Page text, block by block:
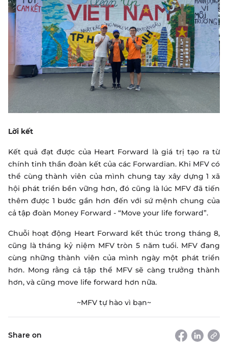
Share on
Lời kết
Kết quả đạt được của Heart Forward là giá trị tạo ra từ
chính tinh thần đoàn kết của các Forwardian. Khi MFV có
thể cùng thành viên của mình chung tay xây dựng 1 xã
hội phát triển bền vững hơn, đó cũng là lúc MFV đã tiến
thêm được 1 bước gần hơn đến với sứ mệnh chung của
cả tập đoàn Money Forward - “Move your life forward”.
Chuỗi hoạt động Heart Forward kết thúc trong tháng 8,
cũng là tháng kỷ niệm MFV tròn 5 năm tuổi. MFV đang
cùng những thành viên của mình ngày một phát triển
hơn. Mong rằng cả tập thể MFV sẽ càng trưởng thành
hơn, và cũng move life forward hơn nữa.
~MFV tự hào vì bạn~